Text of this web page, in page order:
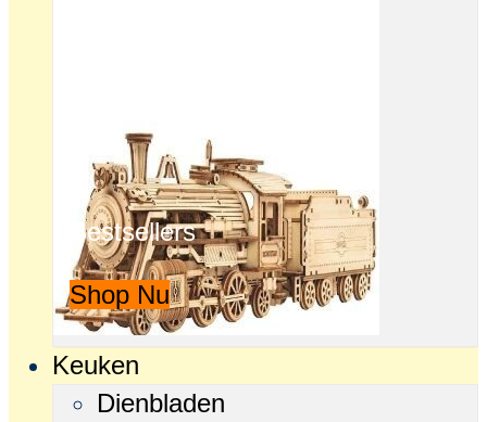
Bestsellers
Shop Nu
Keuken
Dienbladen